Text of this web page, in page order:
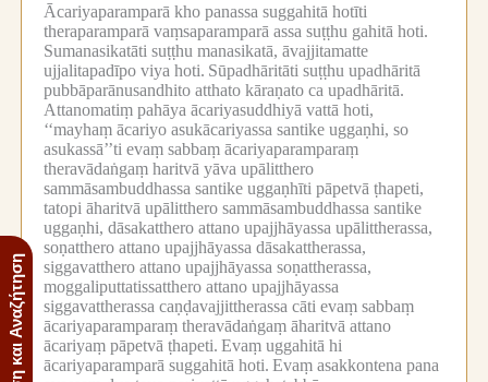
Ācariyaparamparā kho panassa suggahitā hotīti
theraparamparā vaṃsaparamparā assa suṭṭhu gahitā hoti.
Sumanasikatāti suṭṭhu manasikatā, āvajjitamatte
ujjalitapadīpo viya hoti. Sūpadhāritāti suṭṭhu upadhāritā
pubbāparānusandhito atthato kāraṇato ca upadhāritā.
Attanomatiṃ pahāya ācariyasuddhiyā vattā hoti,
‘‘mayhaṃ ācariyo asukācariyassa santike uggaṇhi, so
asukassā’’ti evaṃ sabbaṃ ācariyaparamparaṃ
theravādaṅgaṃ haritvā yāva upālitthero
sammāsambuddhassa santike uggaṇhīti pāpetvā ṭhapeti,
tatopi āharitvā upālitthero sammāsambuddhassa santike
uggaṇhi, dāsakatthero attano upajjhāyassa upālittherassa,
soṇatthero attano upajjhāyassa dāsakattherassa,
siggavatthero attano upajjhāyassa soṇattherassa,
moggaliputtatissatthero attano upajjhāyassa
siggavattherassa caṇḍavajjittherassa cāti evaṃ sabbaṃ
ācariyaparamparaṃ theravādaṅgaṃ āharitvā attano
ācariyaṃ pāpetvā ṭhapeti. Evaṃ uggahitā hi
ācariyaparamparā suggahitā hoti. Evaṃ asakkontena pana